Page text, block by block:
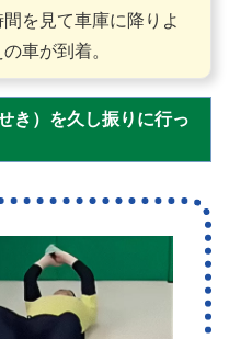
を見て車庫に降りよ
車が到着。
き）を久し振りに行っ